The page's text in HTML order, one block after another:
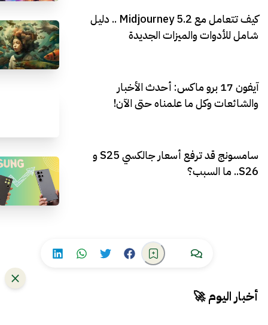
كيف تتعامل مع Midjourney 5.2 .. دليل
شامل للأدوات والميزات الجديدة
آيفون 17 برو ماكس: أحدث الأخبار
والشائعات وكل ما علمناه حتى الآن!
سامسونج قد ترفع أسعار جالكسي S25 و
S26.. ما السبب؟
أخبار اليوم 🚀